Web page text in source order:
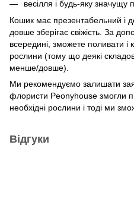
весілля і будь-яку значущу
Кошик має презентабельний і
довше зберігає свіжість. За
всередині, зможете поливати і
рослини (тому що деякі
менше/довше).
Ми рекомендуємо залишати
флористи Peonyhouse змогли
необхідні рослини і тоді ми
Відгуки